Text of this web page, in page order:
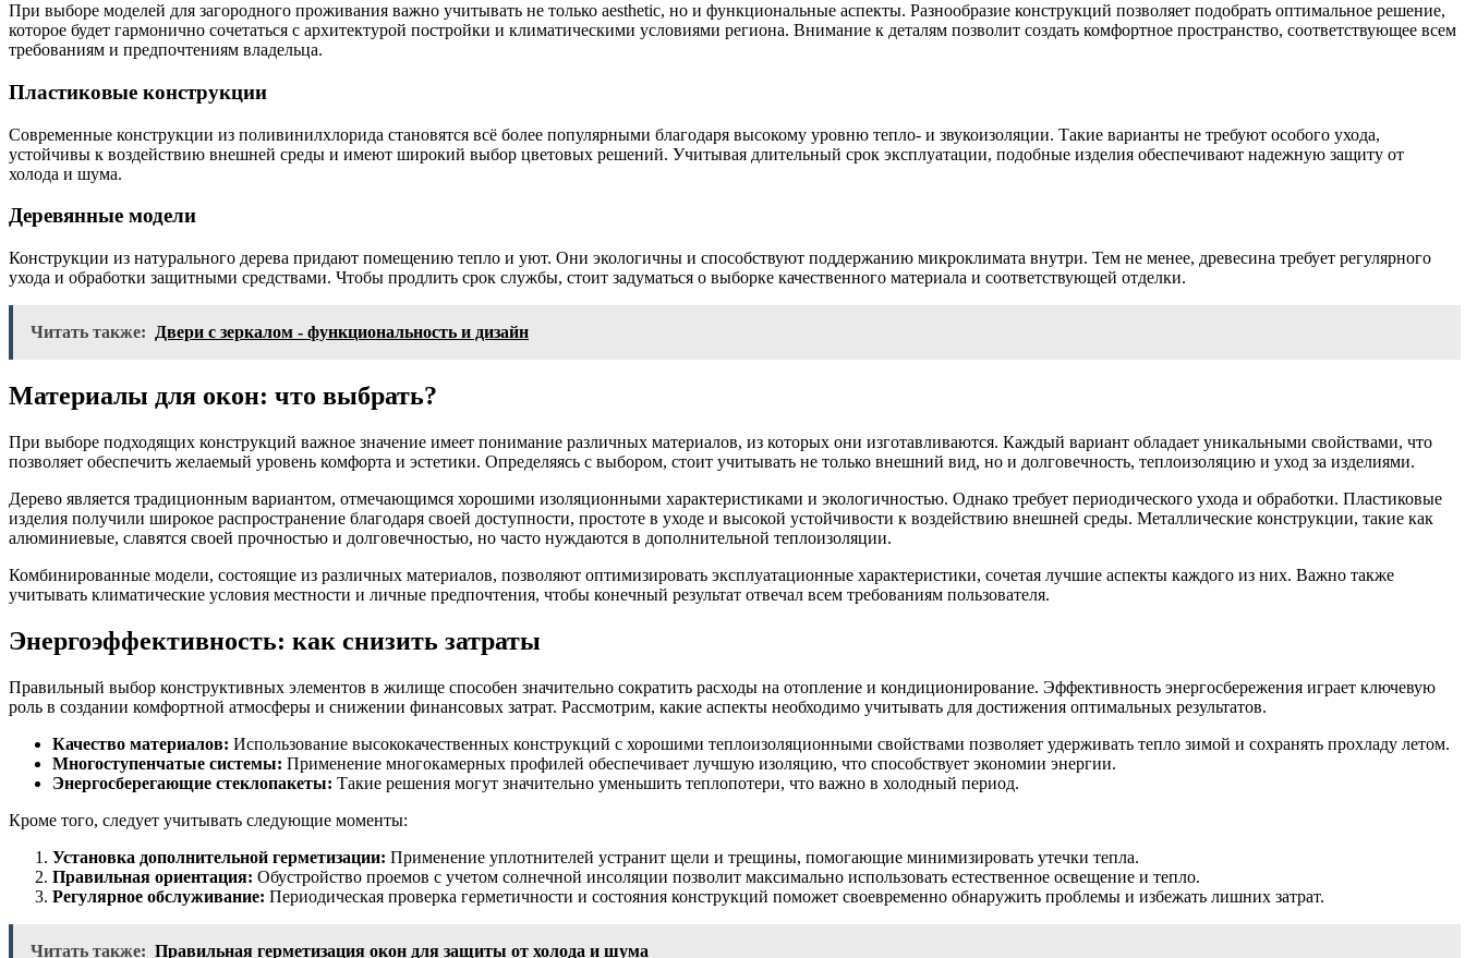
При выборе моделей для загородного проживания важно учитывать не только aesthetic, но и функциональные аспекты. Разнообразие конструкций позволяет подобрать оптимальное решение,
которое будет гармонично сочетаться с архитектурой постройки и климатическими условиями региона. Внимание к деталям позволит создать комфортное пространство, соответствующее всем
требованиям и предпочтениям владельца.
Пластиковые конструкции
Современные конструкции из поливинилхлорида становятся всё более популярными благодаря высокому уровню тепло- и звукоизоляции. Такие варианты не требуют особого ухода,
устойчивы к воздействию внешней среды и имеют широкий выбор цветовых решений. Учитывая длительный срок эксплуатации, подобные изделия обеспечивают надежную защиту от
холода и шума.
Деревянные модели
Конструкции из натурального дерева придают помещению тепло и уют. Они экологичны и способствуют поддержанию микроклимата внутри. Тем не менее, древесина требует регулярного
ухода и обработки защитными средствами. Чтобы продлить срок службы, стоит задуматься о выборке качественного материала и соответствующей отделки.
Читать также: Двери с зеркалом - функциональность и дизайн
Материалы для окон: что выбрать?
При выборе подходящих конструкций важное значение имеет понимание различных материалов, из которых они изготавливаются. Каждый вариант обладает уникальными свойствами, что
позволяет обеспечить желаемый уровень комфорта и эстетики. Определяясь с выбором, стоит учитывать не только внешний вид, но и долговечность, теплоизоляцию и уход за изделиями.
Дерево является традиционным вариантом, отмечающимся хорошими изоляционными характеристиками и экологичностью. Однако требует периодического ухода и обработки. Пластиковые
изделия получили широкое распространение благодаря своей доступности, простоте в уходе и высокой устойчивости к воздействию внешней среды. Металлические конструкции, такие как
алюминиевые, славятся своей прочностью и долговечностью, но часто нуждаются в дополнительной теплоизоляции.
Комбинированные модели, состоящие из различных материалов, позволяют оптимизировать эксплуатационные характеристики, сочетая лучшие аспекты каждого из них. Важно также
учитывать климатические условия местности и личные предпочтения, чтобы конечный результат отвечал всем требованиям пользователя.
Энергоэффективность: как снизить затраты
Правильный выбор конструктивных элементов в жилище способен значительно сократить расходы на отопление и кондиционирование. Эффективность энергосбережения играет ключевую
роль в создании комфортной атмосферы и снижении финансовых затрат. Рассмотрим, какие аспекты необходимо учитывать для достижения оптимальных результатов.
Качество материалов: Использование высококачественных конструкций с хорошими теплоизоляционными свойствами позволяет удерживать тепло зимой и сохранять прохладу летом.
Многоступенчатые системы: Применение многокамерных профилей обеспечивает лучшую изоляцию, что способствует экономии энергии.
Энергосберегающие стеклопакеты: Такие решения могут значительно уменьшить теплопотери, что важно в холодный период.
Кроме того, следует учитывать следующие моменты:
Установка дополнительной герметизации: Применение уплотнителей устранит щели и трещины, помогающие минимизировать утечки тепла.
Правильная ориентация: Обустройство проемов с учетом солнечной инсоляции позволит максимально использовать естественное освещение и тепло.
Регулярное обслуживание: Периодическая проверка герметичности и состояния конструкций поможет своевременно обнаружить проблемы и избежать лишних затрат.
Читать также: Правильная герметизация окон для защиты от холода и шума